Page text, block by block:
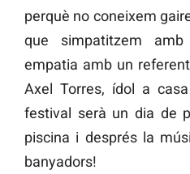
perquè no coneixem
que simpatitzem
empatia amb un
Axel Torres, ídol a
festival serà un dia de
piscina i després la
banyadors!